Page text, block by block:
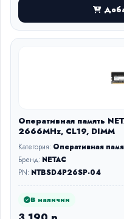
Оперативная память
2666MHz, CL19, DIMM
Категория: Оперативная
Бренд: NETAC
PN: NTBSD4P26SP-04
В наличии